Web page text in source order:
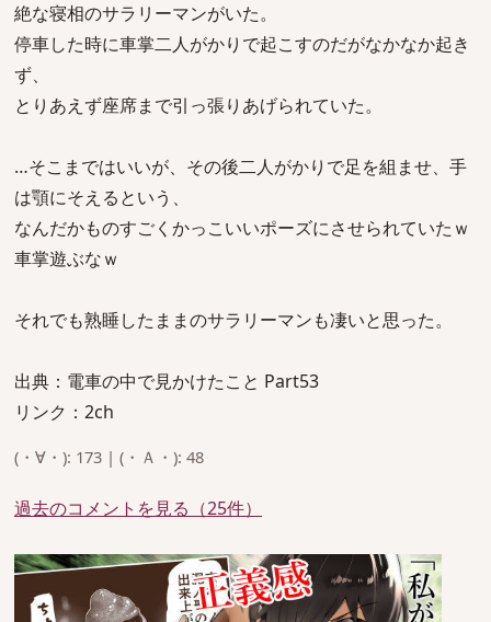
絶な寝相のサラリーマンがいた。
停車した時に車掌二人がかりで起こすのだがなかなか起き
ず、
とりあえず座席まで引っ張りあげられていた。
…そこまではいいが、その後二人がかりで足を組ませ、手
は顎にそえるという、
なんだかものすごくかっこいいポーズにさせられていたｗ
車掌遊ぶなｗ
それでも熟睡したままのサラリーマンも凄いと思った。
出典：電車の中で見かけたこと Part53
リンク：2ch
(・∀・): 173 | (・Ａ・): 48
過去のコメントを見る（25件）